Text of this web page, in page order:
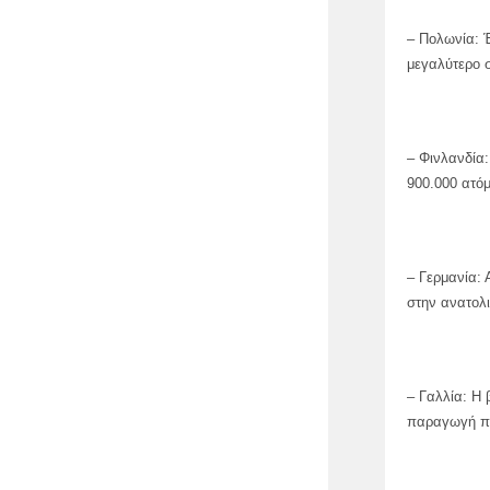
– Πολωνία:
μεγαλύτερο
–
900.000
– Γερμανία:
στην
– Γαλλία: Η
παραγωγή